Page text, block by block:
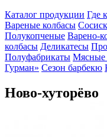
Каталог продукции Где
Вареные колбасы
Полукопченые Варено-
колбасы Деликатесы
Полуфабрикаты Мясные
Гурман» Сезон барбекю
Ново-хуторёво